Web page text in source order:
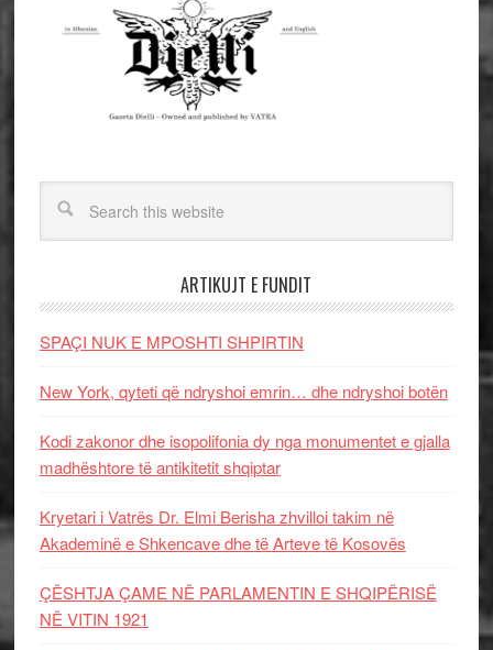
ARTIKUJT E FUNDIT
SPAÇI NUK E MPOSHTI SHPIRTIN
New York, qyteti që ndryshoi emrin… dhe ndryshoi botën
Kodi zakonor dhe isopolifonia dy nga monumentet e gjalla
madhështore të antikitetit shqiptar
Kryetari i Vatrës Dr. Elmi Berisha zhvilloi takim në
Akademinë e Shkencave dhe të Arteve të Kosovës
ÇËSHTJA ÇAME NË PARLAMENTIN E SHQIPËRISË
NË VITIN 1921